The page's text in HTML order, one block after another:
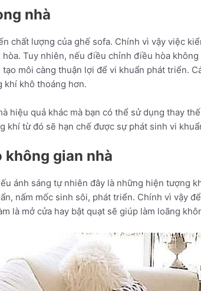
nhà
chất lượng của ghế sofa. Chính vì vậy việc
Tuy nhiên, nếu điều chỉnh điều hòa
môi càng thuận lợi để vi khuẩn phát triển.
khí khô thoáng hơn.
hiệu quả khác mà bạn có thể sử dụng thay
khí từ đó sẽ hạn chế được sự phát sinh vi
gian nhà
ánh sáng tự nhiên đây là những hiện tượng
nấm mốc sinh sôi, phát triển. Chính vì vậy
là mở cửa hay bật quạt sẽ giúp làm loãng